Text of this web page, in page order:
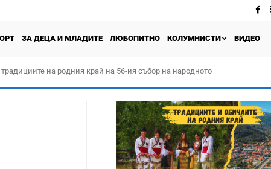
ЗА ДЕЦА И МЛАДИТЕ ЛЮБОПИТНО КОЛУМНИСТИ ВИДЕО
на родния край на 56-ия събор на народното